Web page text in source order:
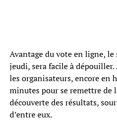
Avantage du vote en ligne,
jeudi, sera facile à
les organisateurs, encore en
minutes pour se remettre de
découverte des résultats,
d’entre eux.